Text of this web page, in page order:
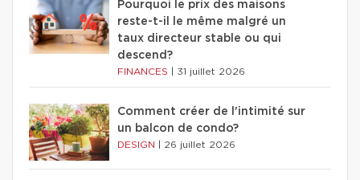
Pourquoi le prix des maisons
reste-t-il le même malgré un
taux directeur stable ou qui
descend?
FINANCES 31 juillet 2026
Comment créer de l'intimité sur
un balcon de condo?
DESIGN 26 juillet 2026